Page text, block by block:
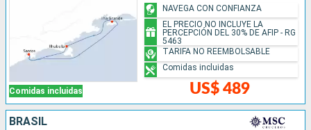
Comidas incluidas US$ 489
NAVEGA CON CONFIANZA
EL PRECIO NO INCLUYE LA
PERCEPCIÓN DEL 30% DE AFIP - RG
5463
TARIFA NO REEMBOLSABLE
Comidas incluidas
BRASIL